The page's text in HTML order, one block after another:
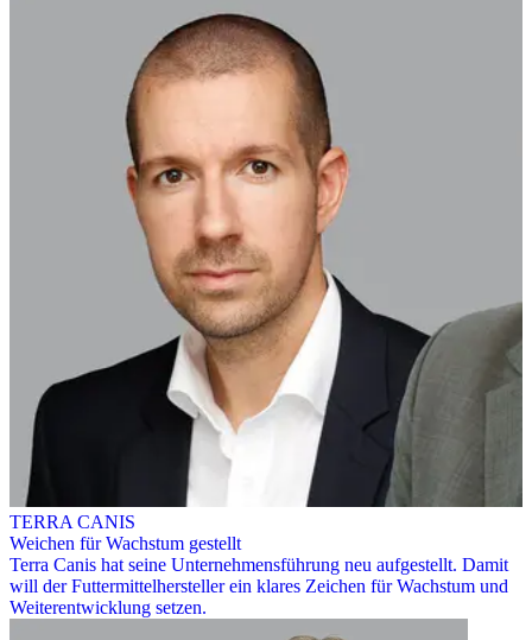
TERRA CANIS
Weichen für Wachstum gestellt
Terra Canis hat seine Unternehmensführung neu aufgestellt. Damit
will der Futtermittelhersteller ein klares Zeichen für Wachstum und
Weiterentwicklung setzen.